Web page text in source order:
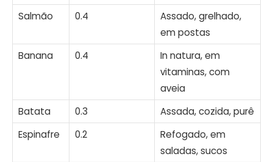
Salmão
0.4
Assado, grelhado,
em postas
Banana
0.4
In natura, em
vitaminas, com
aveia
Batata
0.3
Assada, cozida, purê
Espinafre
0.2
Refogado, em
saladas, sucos